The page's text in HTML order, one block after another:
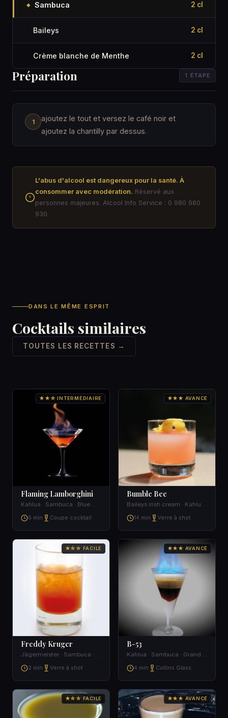
◆ Sambuca 2 cl
· Baileys 2 cl
· Crème blanche de Menthe 2 cl
Préparation 1 ÉTAPE
ajoutez le tout et versez le café noir et
ajoutez la chantilly par dessus.
L'abus d'alcool est dangereux pour la santé. À
consommer avec modération. Réservé aux
personnes majeures. Alcool Info Service : 0 980 980
930.
DANS LE MÊME ESPRIT
Cocktails similaires
TOUTES LES RECETTES →
★★☆ INTERMÉDIAIRE
Flaming Lamborghini
Kahlua · Sambuca · Blue Curacao · Baileys irish cream
6 min
Coupe cocktail
★★★ AVANCÉ
Bumble Bee
Baileys irish cream · Kahlua · Sambuca
14 min
Verre à shot
★☆☆ FACILE
Freddy Kruger
Jägermeister · Sambuca · Vodka
2 min
Verre à shot
★★★ AVANCÉ
B-53
Kahlua · Sambuca · Grand Marnier
4 min
Collins Glass
★☆☆ FACILE ★★★ AVANCÉ